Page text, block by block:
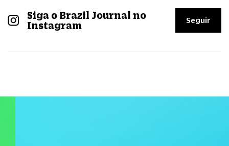
Siga o Brazil Journal no
Instagram
Seguir